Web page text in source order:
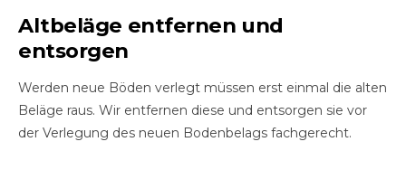
Altbeläge entfernen und
entsorgen
Werden neue Böden verlegt müssen erst einmal die alten
Beläge raus. Wir entfernen diese und entsorgen sie vor
der Verlegung des neuen Bodenbelags fachgerecht.